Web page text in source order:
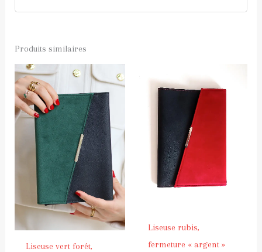
Produits similaires
Liseuse vert forêt,
Liseuse rubis,
fermeture « argent »